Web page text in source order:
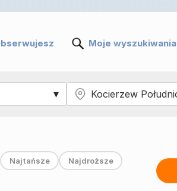
Moje wyszukiwania
Najtańsze Najdroższe